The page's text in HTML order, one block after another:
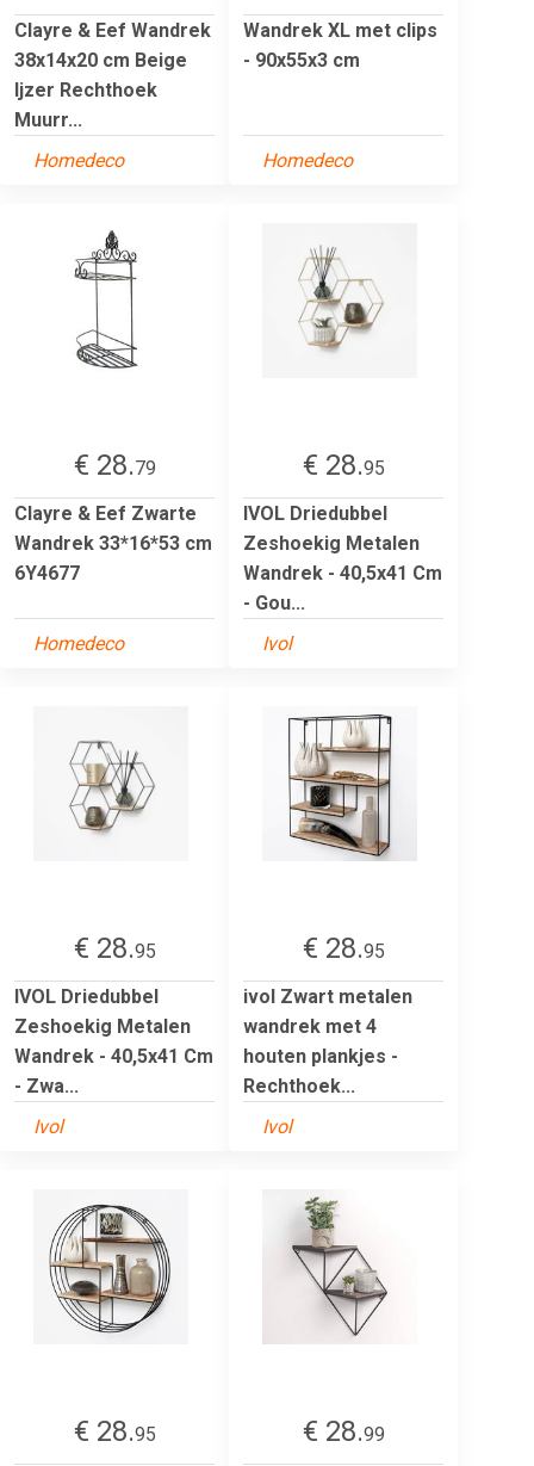
Clayre & Eef Wandrek
38x14x20 cm Beige
Ijzer Rechthoek
Muurr...
Homedeco
Wandrek XL met clips
- 90x55x3 cm
Homedeco
€ 28.79
Clayre & Eef Zwarte
Wandrek 33*16*53 cm
6Y4677
Homedeco
€ 28.95
IVOL Driedubbel
Zeshoekig Metalen
Wandrek - 40,5x41 Cm
- Gou...
Ivol
€ 28.95
IVOL Driedubbel
Zeshoekig Metalen
Wandrek - 40,5x41 Cm
- Zwa...
Ivol
€ 28.95
ivol Zwart metalen
wandrek met 4
houten plankjes -
Rechthoek...
Ivol
€ 28.95
€ 28.99